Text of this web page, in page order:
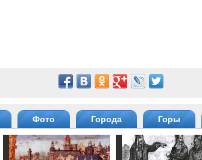
Фото Города Горы